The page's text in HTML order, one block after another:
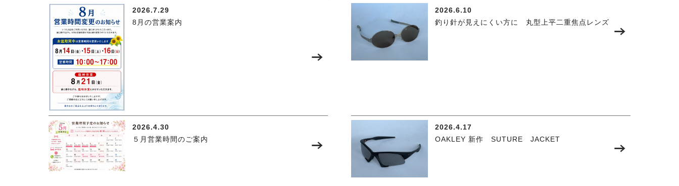
2026.7.29
8月の営業案内
2026.6.10
釣り針が見えにくい方に 丸型上平二重焦点レンズ
2026.4.30
５月営業時間のご案内
2026.4.17
OAKLEY 新作 SUTURE JACKET